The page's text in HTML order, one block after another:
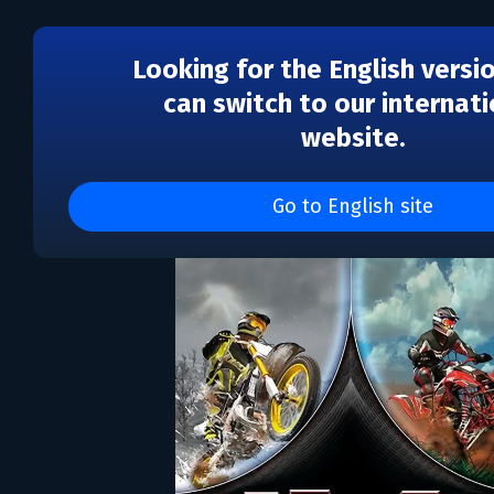
Looking for the English
can switch to our
website.
Go to English site
MX vs. ATV Unleashed